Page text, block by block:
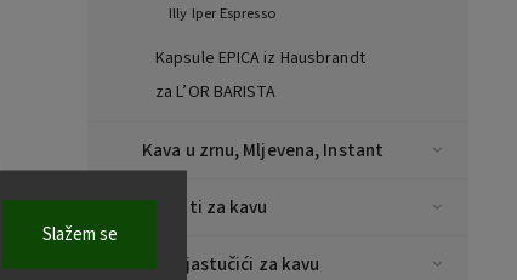
Slažem se
Illy Iper Espresso
Kapsule EPICA iz Hausbrandt
za L’OR BARISTA
Kava u zrnu, Mljevena, Instant
Aparati za kavu
E.S.E jastučići za kavu